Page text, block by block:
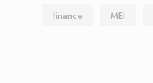
finance MEI